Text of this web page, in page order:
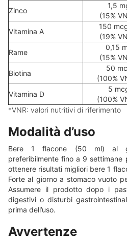
Zinco
1,5
(15%
Vitamina A
150
(19%
Rame
0,15
(15%
Biotina
50
(100%
Vitamina D
5
(100%
*VNR: valori nutritivi di riferimento
Modalità d’uso
Bere 1 flacone (50 ml) al
preferibilmente fino a 9 settimane
ottenere risultati migliori bere 1
Forte al giorno a stomaco vuoto
Assumere il prodotto dopo i
digestivi o disturbi
prima dell’uso.
Avvertenze